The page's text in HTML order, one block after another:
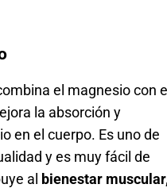
el magnesio con
la absorción y
en el cuerpo. Es uno de
y es muy fácil de
al bienestar